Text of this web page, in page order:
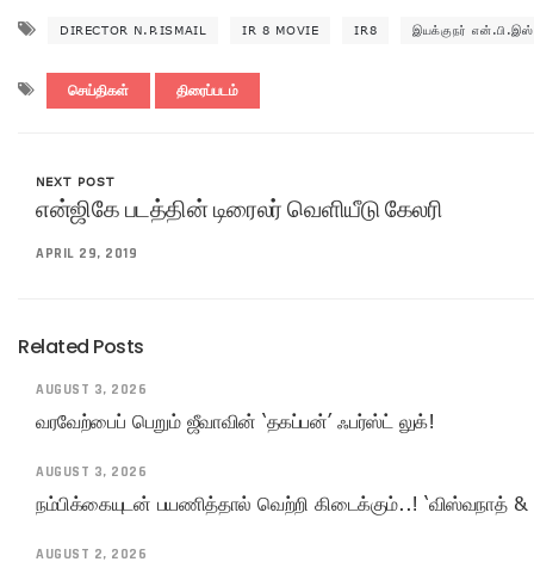
DIRECTOR N.P.ISMAIL IR 8 MOVIE IR8 இயக்குநர்
செய்திகள் திரைப்படம்
NEXT POST
என்ஜிகே படத்தின் டிரைலர் வெளியீடு கேலரி
APRIL 29, 2019
Related Posts
AUGUST 3, 2026
வரவேற்பைப் பெறும் ஜீவாவின் ‘தகப்பன்’ ஃபர்ஸ்ட் லுக்!
AUGUST 3, 2026
நம்பிக்கையுடன் பயணித்தால் வெற்றி கிடைக்கும்..! ‘விஸ்வநாத் &
AUGUST 2, 2026